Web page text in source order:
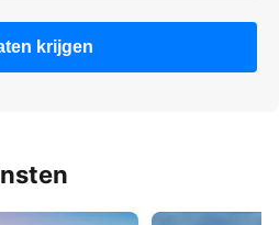
krijgen